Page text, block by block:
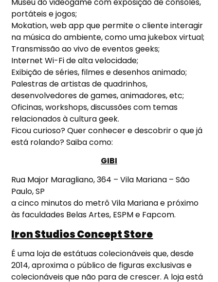
portáteis e jogos;
Mokation, web app que permite o cliente interagir
na música do ambiente, como uma jukebox virtual;
Transmissão ao vivo de eventos geeks;
Internet Wi-Fi de alta velocidade;
Exibição de séries, filmes e desenhos animado;
Palestras de artistas de quadrinhos,
desenvolvedores de games, animadores, etc;
Oficinas, workshops, discussões com temas
relacionados à cultura geek.
Ficou curioso? Quer conhecer e descobrir o que já
está rolando? Saiba como:
GIBI
Rua Major Maragliano, 364 – Vila Mariana – São
Paulo, SP
a cinco minutos do metrô Vila Mariana e próximo
às faculdades Belas Artes, ESPM e Fapcom.
Iron Studios Concept Store
É uma loja de estátuas colecionáveis que, desde
2014, aproxima o público de figuras exclusivas e
colecionáveis que não para de crescer. A loja está